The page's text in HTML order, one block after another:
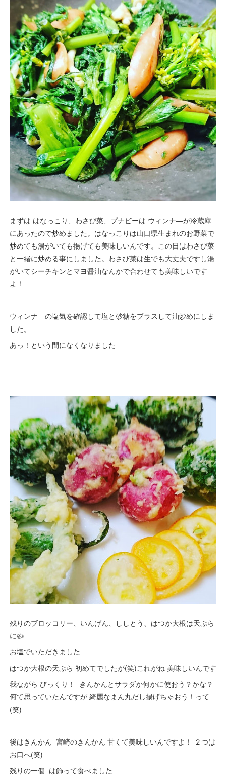
まずは はなっこり、わさび菜、プナビーは ウィンナ―が冷蔵庫
にあったので炒めました。はなっこりは山口県生まれのお野菜で
炒めても湯がいても揚げても美味しいんです。この日はわさび菜
と一緒に炒める事にしました。わさび菜は生でも大丈夫ですし湯
がいてシーチキンとマヨ醤油なんかで合わせても美味しいです
よ！
ウィンナ―の塩気を確認して塩と砂糖をプラスして油炒めにしま
した。
あっ！という間になくなりました
残りのブロッコリー、いんげん、ししとう、はつか大根は天ぷら
に👍
お塩でいただきました
はつか大根の天ぷら 初めてでしたが(笑)これがね 美味しいんです
我ながら びっくり！ きんかんとサラダか何かに使おう？かな？
何て思っていたんですが 綺麗なまん丸だし揚げちゃおう！って
(笑)
後はきんかん 宮崎のきんかん 甘くて美味しいんですよ！ ２つは
お口へ(笑)
残りの一個 は飾って食べました